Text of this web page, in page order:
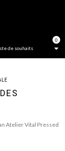
0
de souhaits
Atelier Vital Pressed